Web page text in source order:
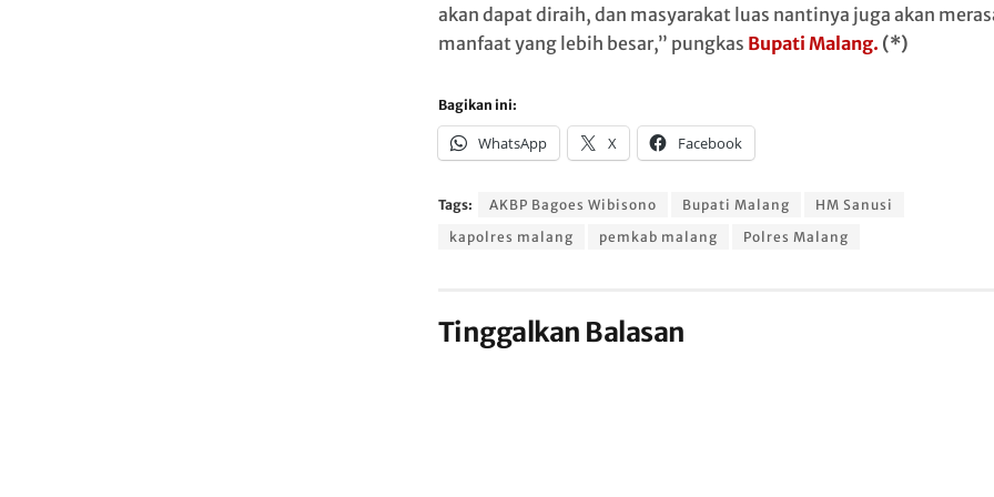
akan dapat diraih, dan masyarakat luas nantinya juga akan
manfaat yang lebih besar,” pungkas Bupati Malang. (*)
Bagikan ini:
WhatsApp X Facebook
Tags: AKBP Bagoes Wibisono Bupati Malang
HM Sanusi
kapolres malang
pemkab malang Polres Malang
Tinggalkan Balasan